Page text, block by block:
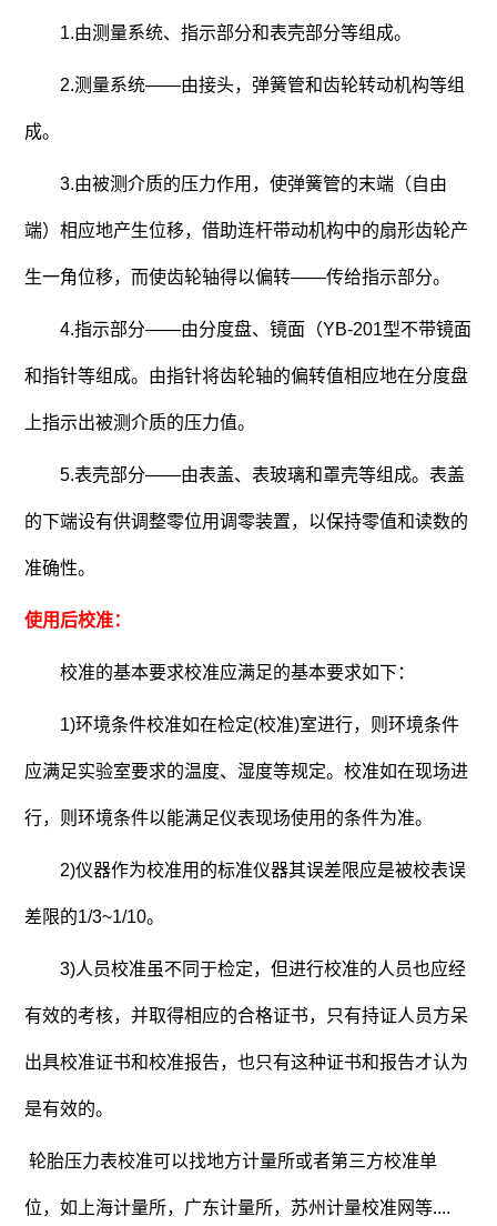
1.由测量系统、指示部分和表壳部分等组成。
2.测量系统——由接头，弹簧管和齿轮转动机构等组
成。
3.由被测介质的压力作用，使弹簧管的末端（自由
端）相应地产生位移，借助连杆带动机构中的扇形齿轮产
生一角位移，而使齿轮轴得以偏转——传给指示部分。
4.指示部分——由分度盘、镜面（YB-201型不带镜面
和指针等组成。由指针将齿轮轴的偏转值相应地在分度盘
上指示出被测介质的压力值。
5.表壳部分——由表盖、表玻璃和罩壳等组成。表盖
的下端设有供调整零位用调零装置，以保持零值和读数的
准确性。
使用后校准：
校准的基本要求校准应满足的基本要求如下：
1)环境条件校准如在检定(校准)室进行，则环境条件
应满足实验室要求的温度、湿度等规定。校准如在现场进
行，则环境条件以能满足仪表现场使用的条件为准。
2)仪器作为校准用的标准仪器其误差限应是被校表误
差限的1/3~1/10。
3)人员校准虽不同于检定，但进行校准的人员也应经
有效的考核，并取得相应的合格证书，只有持证人员方呆
出具校准证书和校准报告，也只有这种证书和报告才认为
是有效的。
轮胎压力表校准可以找地方计量所或者第三方校准单
位，如上海计量所，广东计量所，苏州计量校准网等....